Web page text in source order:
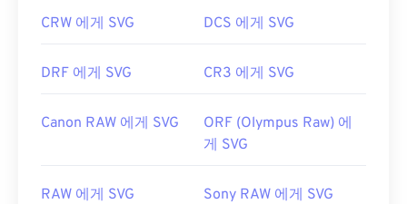
CRW 에게 SVG DCS 에게 SVG
DRF 에게 SVG CR3 에게 SVG
Canon RAW 에게 SVG
ORF (Olympus Raw) 에
게 SVG
RAW 에게 SVG Sony RAW 에게 SVG